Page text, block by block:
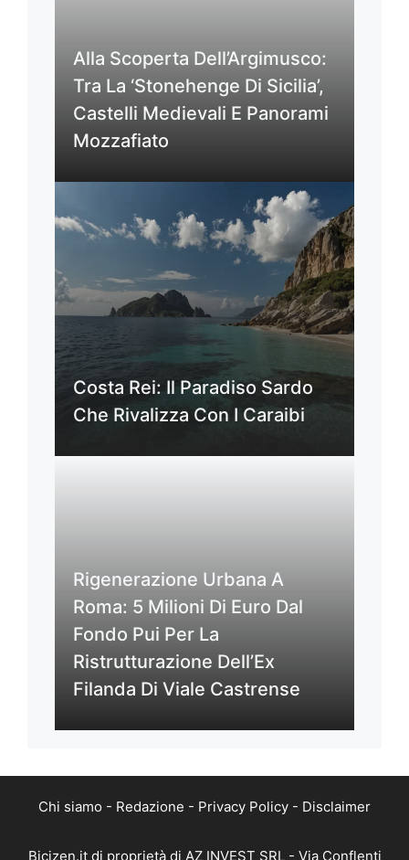
Alla Scoperta Dell’Argimusco:
Tra La ‘Stonehenge Di Sicilia’,
Castelli Medievali E Panorami
Mozzafiato
Costa Rei: Il Paradiso Sardo
Che Rivalizza Con I Caraibi
Rigenerazione Urbana A
Roma: 5 Milioni Di Euro Dal
Fondo Pui Per La
Ristrutturazione Dell’Ex
Filanda Di Viale Castrense
Chi siamo - Redazione - Privacy Policy - Disclaimer
Bicizen.it di proprietà di AZ INVEST SRL - Via Conflenti